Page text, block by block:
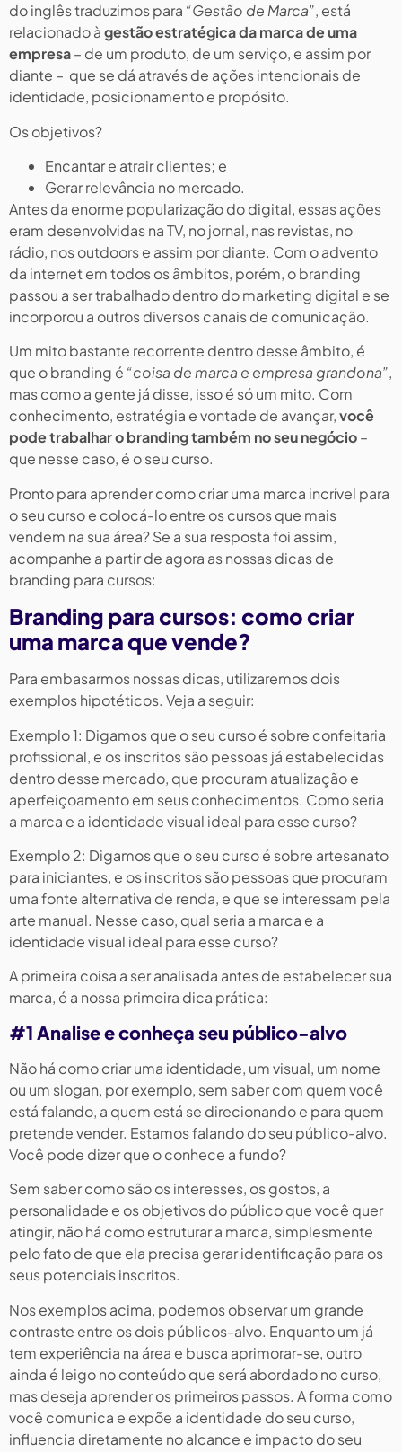
do inglês traduzimos para “Gestão de Marca”, está
relacionado àgestão estratégica da marca de uma
empresa– de um produto, de um serviço, e assim por
diante – que se dá através de ações intencionais de
identidade, posicionamento e propósito.
Os objetivos?
Encantar e atrair clientes; e
Gerar relevância no mercado.
Antes da enorme popularização do digital, essas ações
eram desenvolvidas na TV, no jornal, nas revistas, no
rádio, nos outdoors e assim por diante. Com o advento
da internet em todos os âmbitos, porém, o branding
passou a ser trabalhado dentro do marketing digital e se
incorporou a outros diversos canais de comunicação.
Um mito bastante recorrente dentro desse âmbito, é
que o branding é “coisa de marca e empresa grandona”,
mas como a gente já disse, isso é só um mito. Com
conhecimento, estratégia e vontade de avançar,você
pode trabalhar o branding também no seu negócio–
que nesse caso, é o seu curso.
Pronto para aprender como criar uma marca incrível para
o seu curso e colocá-lo entre os cursos que mais
vendem na sua área? Se a sua resposta foi assim,
acompanhe a partir de agora as nossas dicas de
branding para cursos:
Branding para cursos: como criar
uma marca que vende?
Para embasarmos nossas dicas, utilizaremos dois
exemplos hipotéticos. Veja a seguir:
Exemplo 1: Digamos que o seu curso é sobre confeitaria
profissional, e os inscritos são pessoas já estabelecidas
dentro desse mercado, que procuram atualização e
aperfeiçoamento em seus conhecimentos. Como seria
a marca e a identidade visual ideal para esse curso?
Exemplo 2: Digamos que o seu curso é sobre artesanato
para iniciantes, e os inscritos são pessoas que procuram
uma fonte alternativa de renda, e que se interessam pela
arte manual. Nesse caso, qual seria a marca e a
identidade visual ideal para esse curso?
A primeira coisa a ser analisada antes de estabelecer sua
marca, é a nossa primeira dica prática:
#1 Analise e conheça seu público-alvo
Não há como criar uma identidade, um visual, um nome
ou um slogan, por exemplo, sem saber com quem você
está falando, a quem está se direcionando e para quem
pretende vender. Estamos falando do seu público-alvo.
Você pode dizer que o conhece a fundo?
Sem saber como são os interesses, os gostos, a
personalidade e os objetivos do público que você quer
atingir, não há como estruturar a marca, simplesmente
pelo fato de que ela precisa gerar identificação para os
seus potenciais inscritos.
Nos exemplos acima, podemos observar um grande
contraste entre os dois públicos-alvo. Enquanto um já
tem experiência na área e busca aprimorar-se, outro
ainda é leigo no conteúdo que será abordado no curso,
mas deseja aprender os primeiros passos. A forma como
você comunica e expõe a identidade do seu curso,
influencia diretamente no alcance e impacto do seu